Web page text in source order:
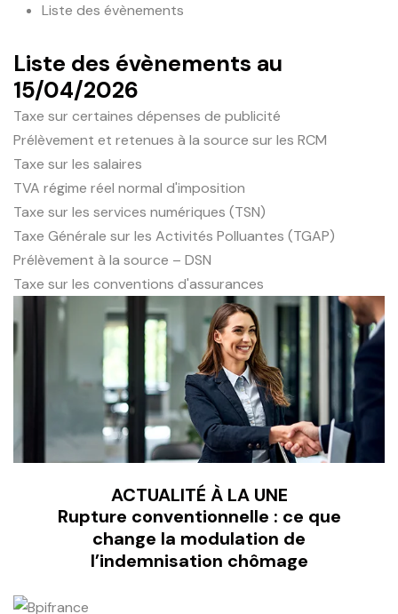
Liste des évènements
Liste des évènements au
15/04/2026
Taxe sur certaines dépenses de publicité
Prélèvement et retenues à la source sur les RCM
Taxe sur les salaires
TVA régime réel normal d'imposition
Taxe sur les services numériques (TSN)
Taxe Générale sur les Activités Polluantes (TGAP)
Prélèvement à la source – DSN
Taxe sur les conventions d'assurances
ACTUALITÉ À LA UNE
Rupture conventionnelle : ce que
change la modulation de
l’indemnisation chômage